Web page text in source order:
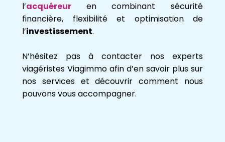
l’acquéreur
en combinant sécurité
financière, flexibilité et optimisation de
l’investissement.
N’hésitez pas à contacter nos experts
viagéristes Viagimmo afin d’en savoir plus sur
nos services et découvrir comment nous
pouvons vous accompagner.